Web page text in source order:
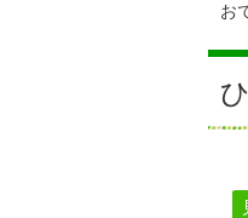
お